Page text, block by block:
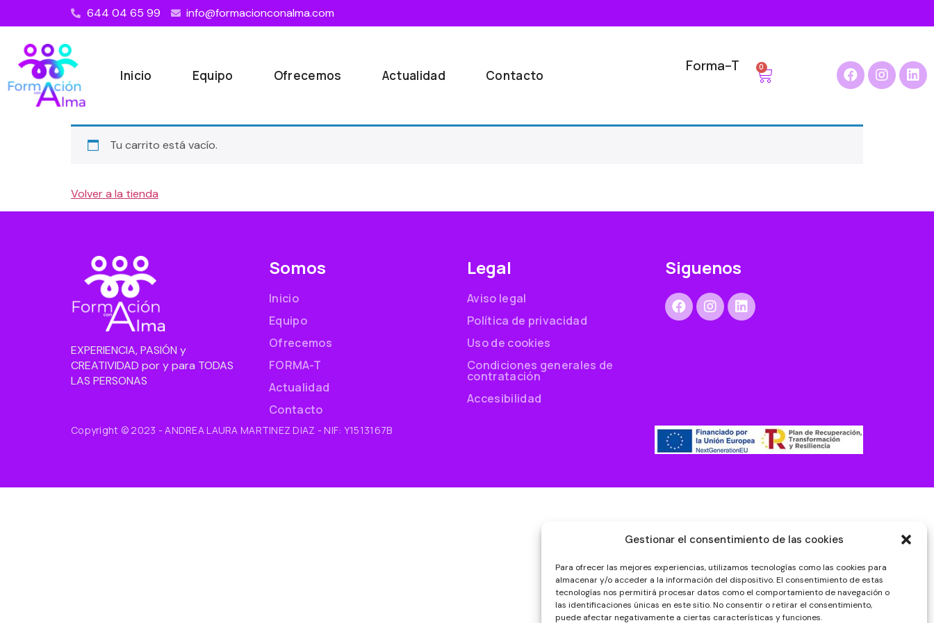
Gestionar el consentimiento de las cookies
Para ofrecer las mejores experiencias, utilizamos tecnologías como las cookies para
almacenar y/o acceder a la información del dispositivo. El consentimiento de estas
tecnologías nos permitirá procesar datos como el comportamiento de navegación o
las identificaciones únicas en este sitio. No consentir o retirar el consentimiento,
puede afectar negativamente a ciertas características y funciones.
644 04 65 99 info@formacionconalma.com
Inicio Equipo Ofrecemos Actualidad Contacto
Forma-T 0
Tu carrito está vacío.
Volver a la tienda
EXPERIENCIA, PASIÓN y
CREATIVIDAD por y para TODAS
LAS PERSONAS
Somos
Inicio
Equipo
Ofrecemos
FORMA-T
Actualidad
Contacto
Legal
Aviso legal
Política de privacidad
Uso de cookies
Condiciones generales de
contratación
Accesibilidad
Siguenos
Copyright © 2023 - ANDREA LAURA MARTINEZ DIAZ - NIF: Y1513167B